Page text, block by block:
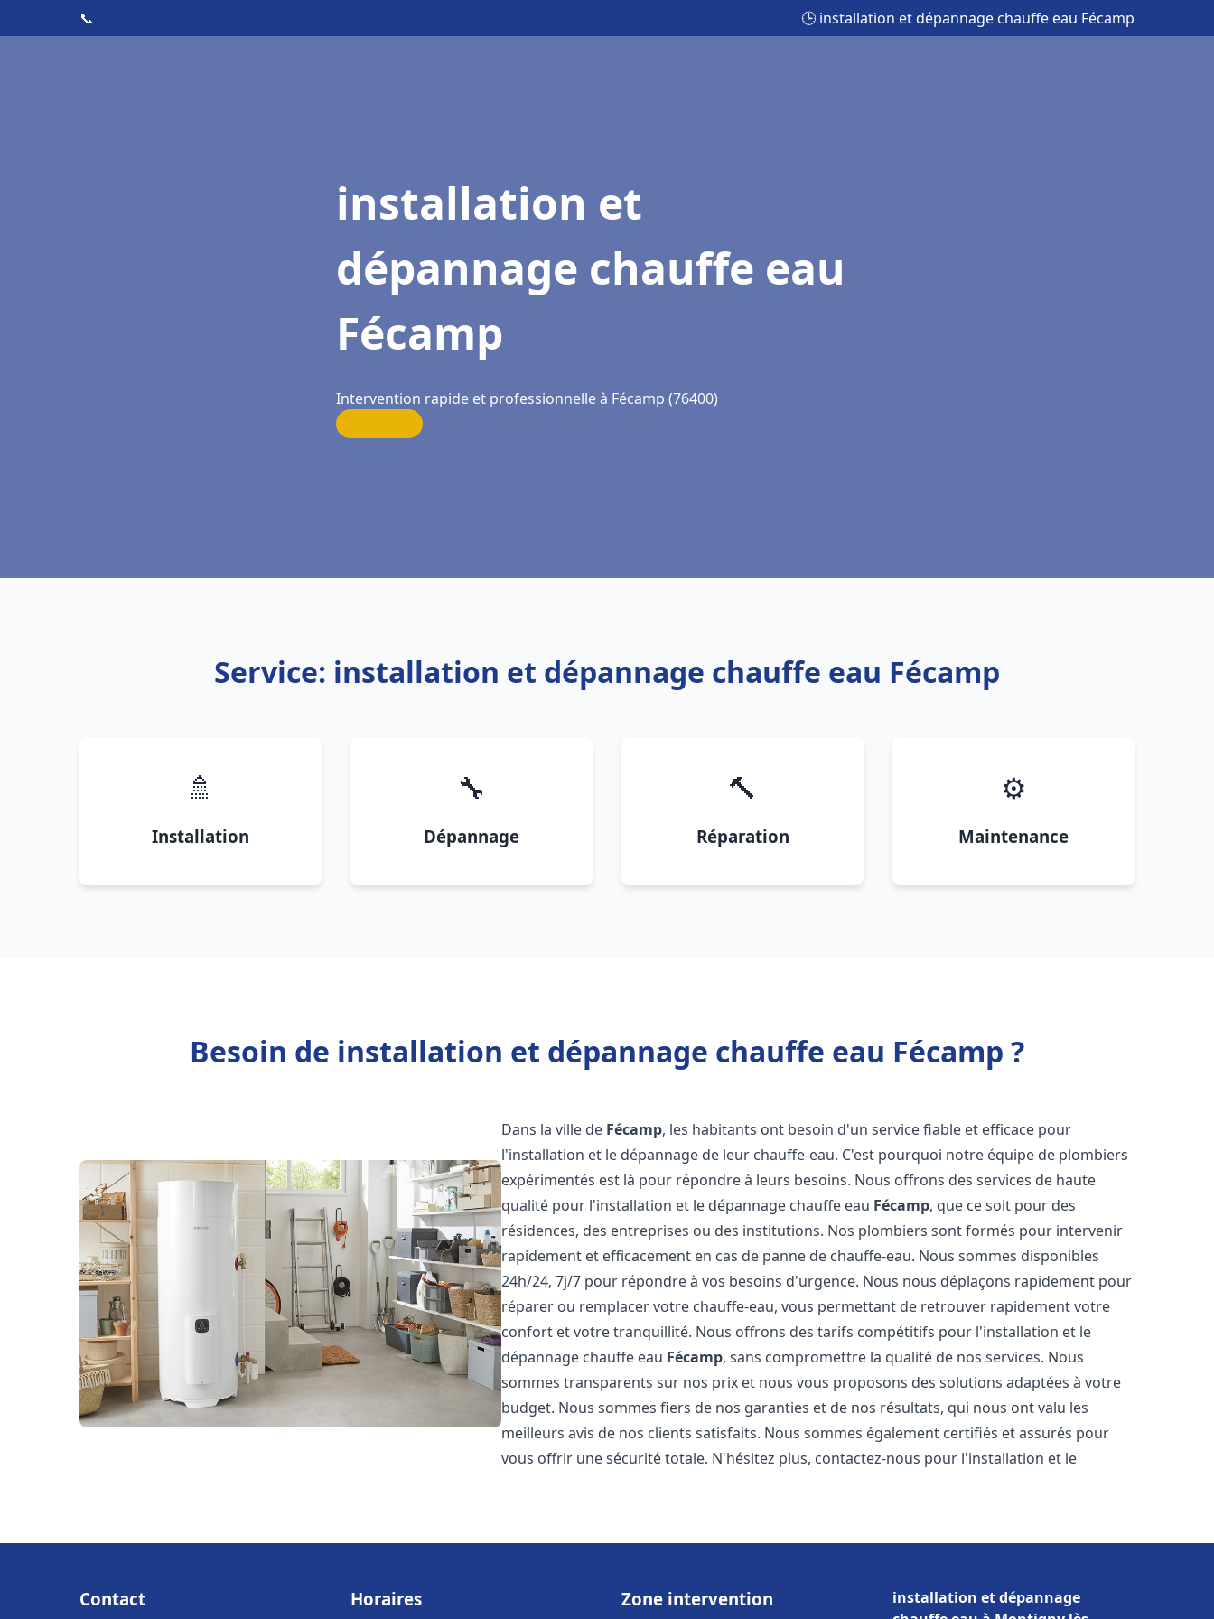
📞 🕒 installation et dépannage chauffe eau Fécamp
installation et
dépannage chauffe eau
Fécamp
Intervention rapide et professionnelle à Fécamp (76400)
Service: installation et dépannage chauffe eau Fécamp
🚿
Installation
🔧
Dépannage
🔨
Réparation
⚙️
Maintenance
Besoin de installation et dépannage chauffe eau Fécamp ?
Dans la ville de Fécamp, les habitants ont besoin d'un service fiable et efficace pour
l'installation et le dépannage de leur chauffe-eau. C'est pourquoi notre équipe de plombiers
expérimentés est là pour répondre à leurs besoins. Nous offrons des services de haute
qualité pour l'installation et le dépannage chauffe eau Fécamp, que ce soit pour des
résidences, des entreprises ou des institutions. Nos plombiers sont formés pour intervenir
rapidement et efficacement en cas de panne de chauffe-eau. Nous sommes disponibles
24h/24, 7j/7 pour répondre à vos besoins d'urgence. Nous nous déplaçons rapidement pour
réparer ou remplacer votre chauffe-eau, vous permettant de retrouver rapidement votre
confort et votre tranquillité. Nous offrons des tarifs compétitifs pour l'installation et le
dépannage chauffe eau Fécamp, sans compromettre la qualité de nos services. Nous
sommes transparents sur nos prix et nous vous proposons des solutions adaptées à votre
budget. Nous sommes fiers de nos garanties et de nos résultats, qui nous ont valu les
meilleurs avis de nos clients satisfaits. Nous sommes également certifiés et assurés pour
vous offrir une sécurité totale. N'hésitez plus, contactez-nous pour l'installation et le
Contact Horaires Zone intervention
installation et dépannage